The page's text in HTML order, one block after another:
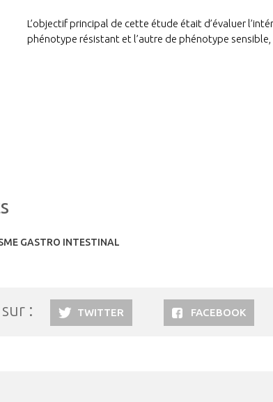
L’objectif principal de cette étude était d’évaluer
phénotype résistant et l’autre de phénotype
GASTRO INTESTINAL
: TWITTER FACEBOOK